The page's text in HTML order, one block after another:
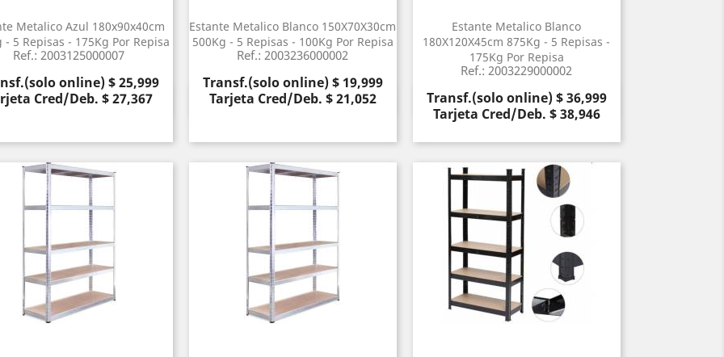
Metalico Azul 180x90x40cm
- 5 Repisas - 175Kg Por Repisa
Ref.: 2003125000007
online) $ 25,999
Cred/Deb. $ 27,367
Vista rápida
Estante Metalico Blanco 150X70X30cm
500Kg - 5 Repisas - 100Kg Por Repisa
Ref.: 2003236000002
Precio
Transf.(solo online) $ 19,999
Tarjeta Cred/Deb. $ 21,052
Vista rápida
Estante Metalico Blanco
180X120X45cm 875Kg - 5 Repisas -
175Kg Por Repisa
Ref.: 2003229000002
Precio
Transf.(solo online) $ 36,999
Tarjeta Cred/Deb. $ 38,946
Vista rápida